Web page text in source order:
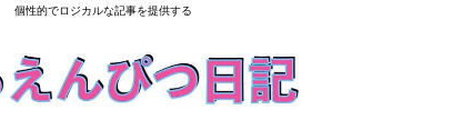
個性的でロジカルな記事を提供する